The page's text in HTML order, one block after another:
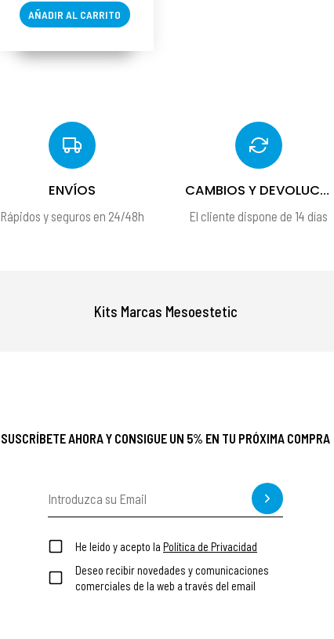
AÑADIR AL CARRITO
ENVÍOS
Rápidos y seguros en 24/48h
CAMBIOS Y DEVOLUCIONES
El cliente dispone de 14 días
Kits Marcas Mesoestetic
SUSCRÍBETE AHORA Y CONSIGUE UN 5% EN TU PRÓXIMA COMPRA
He leído y acepto la Política de Privacidad
Deseo recibir novedades y comunicaciones
comerciales de la web a través del email